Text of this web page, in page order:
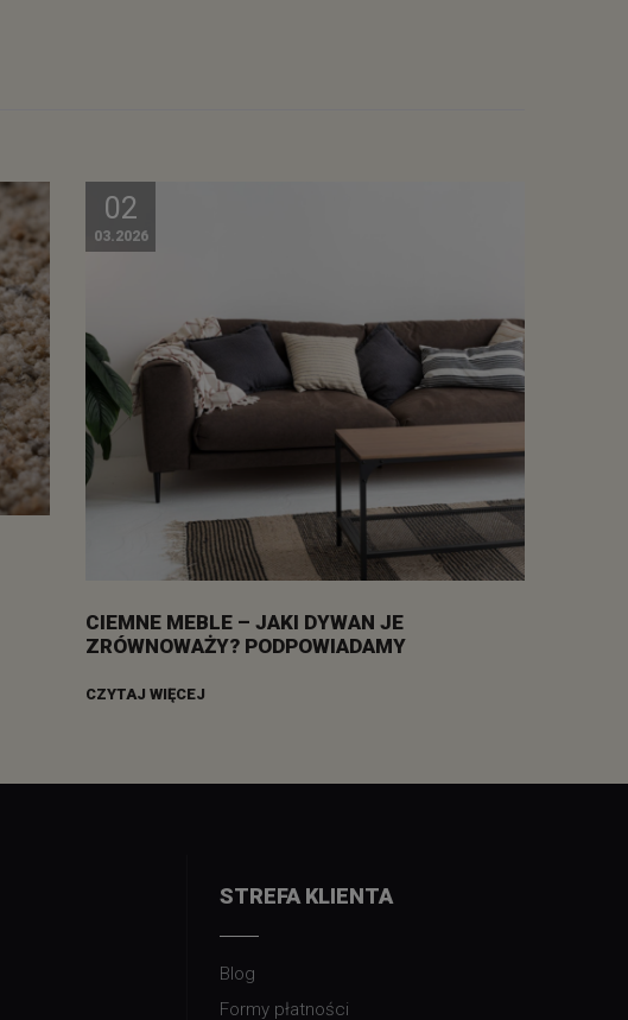
02
03.2026
CIEMNE MEBLE – JAKI DYWAN JE
ZRÓWNOWAŻY? PODPOWIADAMY
CZYTAJ WIĘCEJ
STREFA KLIENTA
Blog
Formy płatności